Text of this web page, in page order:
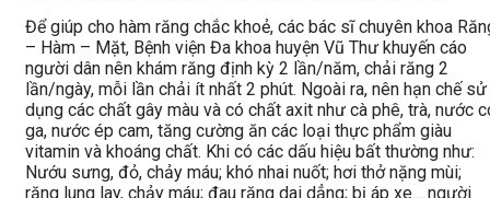
Để giúp cho hàm răng chắc khoẻ, các bác sĩ chuyên khoa
– Hàm – Mặt, Bệnh viện Đa khoa huyện Vũ Thư khuyến cáo
người dân nên khám răng định kỳ 2 lần/năm, chải răng 2
lần/ngày, mỗi lần chải ít nhất 2 phút. Ngoài ra, nên hạn chế sử
dụng các chất gây màu và có chất axit như cà phê, trà, nước
ga, nước ép cam, tăng cường ăn các loại thực phẩm giàu
vitamin và khoáng chất. Khi có các dấu hiệu bất thường như:
Nướu sưng, đỏ, chảy máu; khó nhai nuốt; hơi thở nặng mùi;
răng lung lay, chảy máu; đau răng dai dẳng; bị áp xe… người